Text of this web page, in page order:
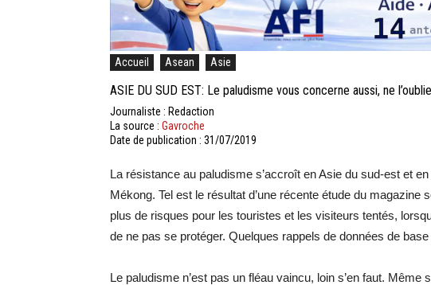
Accueil Asean Asie
ASIE DU SUD EST: Le paludisme vous concerne aussi, ne
Journaliste : Redaction
La source : Gavroche
Date de publication : 31/07/2019
La résistance au paludisme s’accroît en Asie du sud-est et
Mékong. Tel est le résultat d’une récente étude du magazine
plus de risques pour les touristes et les visiteurs tentés,
de ne pas se protéger. Quelques rappels de données de
Le paludisme n’est pas un fléau vaincu, loin s’en faut.